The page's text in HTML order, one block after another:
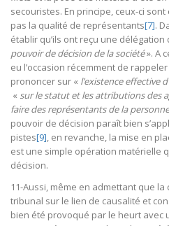
secouristes. En principe, ceux-ci
pas la qualité de représentants[7].
établir qu’ils ont reçu une délégation
pouvoir de décision de la société». A
eu l’occasion récemment de
prononcer sur « l’existence effective
« sur le statut et les attributions des
faire des représentants de la
pouvoir de décision paraît bien
pistes[9] , en revanche, la mise en
est une simple opération matérielle
décision.
11-Aussi, même en admettant que la
tribunal sur le lien de causalité et
bien été provoqué par le heurt avec